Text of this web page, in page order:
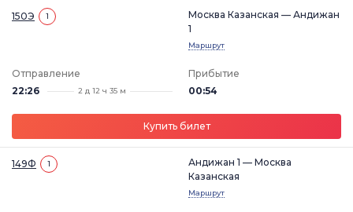
150Э 1
Москва Казанская — Андижан
1
Маршрут
Отправление
22:26
2 д 12 ч 35 м
Прибытие
00:54
Купить билет
149Ф 1
Андижан 1 — Москва
Казанская
Маршрут